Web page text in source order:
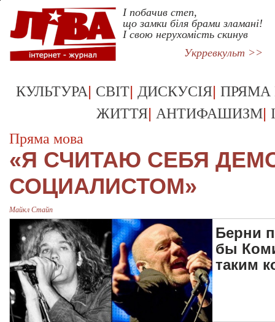
І побачив степ,
що замки біля брами зламані!
І свою нерухомість скинув
Укрревкульт >>
КУЛЬТУРА| СВІТ| ДИСКУСІЯ| ПРЯМА
ЖИТТЯ| АНТИФАШИЗМ|
Пряма мова
«Я СЧИТАЮ СЕБЯ
СОЦИАЛИСТОМ»
Майкл Стайп
Берни
бы
таким